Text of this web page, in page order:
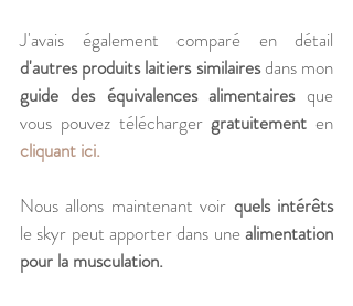
d'autres produits laitiers similaires
guide des équivalences alimentaires que
vous pouvez télécharger gratuitement
cliquant ici.
Nous allons maintenant voir quels intérêts
le skyr peut apporter dans une alimentation
pour la musculation.